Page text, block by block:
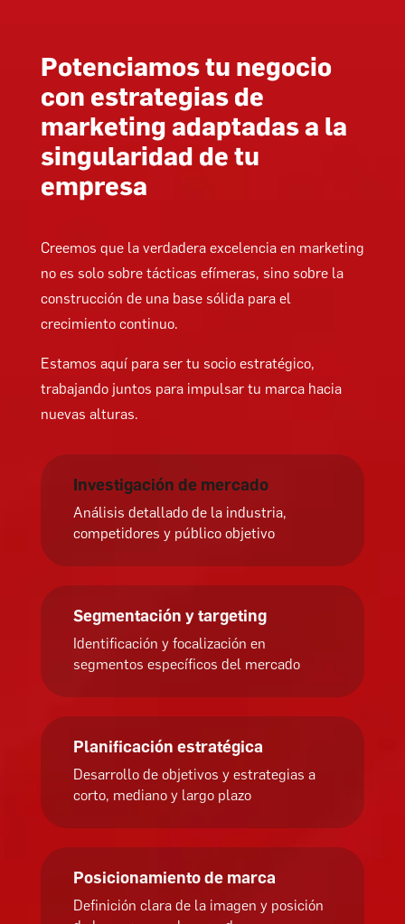
Potenciamos tu negocio
con estrategias de
marketing adaptadas a la
singularidad de tu
empresa
Creemos que la verdadera excelencia en marketing
no es solo sobre tácticas efímeras, sino sobre la
construcción de una base sólida para el
crecimiento continuo.
Estamos aquí para ser tu socio estratégico,
trabajando juntos para impulsar tu marca hacia
nuevas alturas.
Investigación de mercado
Análisis detallado de la industria,
competidores y público objetivo
Segmentación y targeting
Identificación y focalización en
segmentos específicos del mercado
Planificación estratégica
Desarrollo de objetivos y estrategias a
corto, mediano y largo plazo
Posicionamiento de marca
Definición clara de la imagen y posición